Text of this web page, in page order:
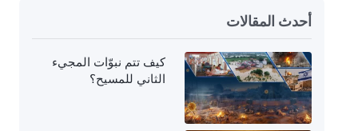
أحدث المقالات
كيف تتم نبوّات المجيء
الثاني للمسيح؟